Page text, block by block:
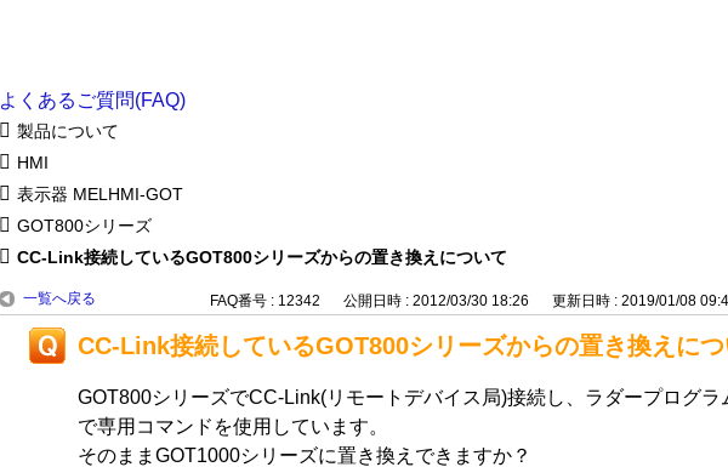
よくあるご質問(FAQ)
製品について
HMI
表示器 MELHMI-GOT
GOT800シリーズ
CC-Link接続しているGOT800シリーズからの置き換えについて
一覧へ戻る FAQ番号 : 12342 公開日時 : 2012/03/30 18:26 更新日時 : 2019/01/08
CC-Link接続しているGOT800シリーズからの置き換えに
GOT800シリーズでCC-Link(リモートデバイス局)接続し、ラダープログラ
で専用コマンドを使用しています。
そのままGOT1000シリーズに置き換えできますか？